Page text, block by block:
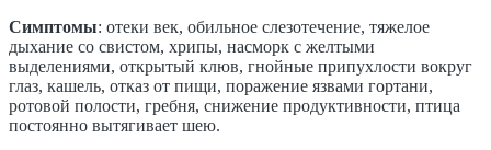
Симптомы: отеки век, обильное слезотечение, тяжелое
дыхание со свистом, хрипы, насморк с желтыми
выделениями, открытый клюв, гнойные припухлости вокруг
глаз, кашель, отказ от пищи, поражение язвами гортани,
ротовой полости, гребня, снижение продуктивности, птица
постоянно вытягивает шею.